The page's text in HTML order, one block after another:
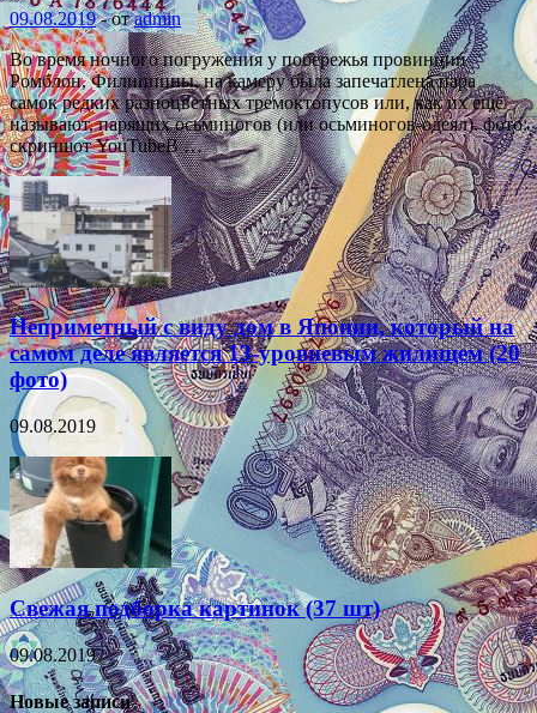
09.08.2019-отadmin
Во время ночного погружения у побережья провинции
Ромблон, Филиппины, на камеру была запечатлена пара
самок редких разноцветных тремоктопусов или, как их ещё
называют, парящих осьминогов (или осьминогов-одеял). фото:
скриншот YouTubeВ …
Неприметный с виду дом в Японии, который на
самом деле является 13-уровневым жилищем (20
фото)
09.08.2019
Свежая подборка картинок (37 шт)
09.08.2019
Новые записи